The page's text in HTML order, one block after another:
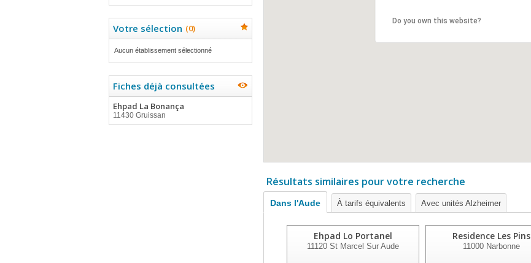
Votre sélection (0)
Aucun établissement sélectionné
Fiches déjà consultées
Ehpad La Bonança
11430 Gruissan
Do you own this website?
Résultats similaires pour votre recherche
Dans l'Aude À tarifs équivalents Avec unités Alzheimer
Ehpad Lo Portanel
11120St Marcel Sur Aude
Residence Les Pins
11000 Narbonne